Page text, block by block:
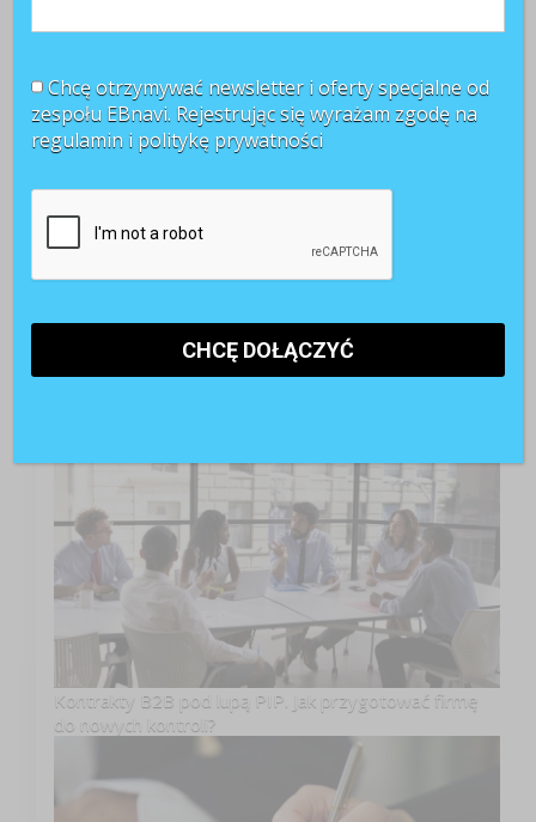
TOP 3 miesiąca
Kontrakty B2B pod lupą PIP. Jak przygotować firmę
do nowych kontroli?
Chcę otrzymywać newsletter i oferty specjalne od
zespołu EBnavi. Rejestrując się wyrażam zgodę na
regulamin i politykę prywatności